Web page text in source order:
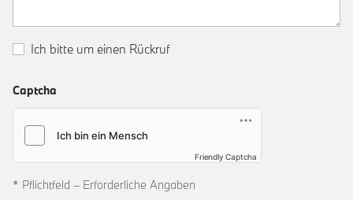
Ich bitte um einen Rückruf
Captcha
Friendly Captcha
* Pflichtfeld – Erforderliche Angaben